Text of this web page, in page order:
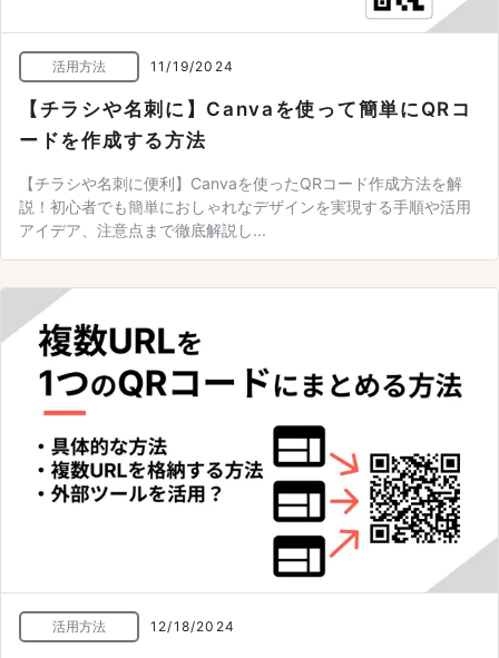
活用方法 11/19/2024
【チラシや名刺に】Canvaを使って簡単にQRコ
ードを作成する方法
【チラシや名刺に便利】Canvaを使ったQRコード作成方法を解
説！初心者でも簡単におしゃれなデザインを実現する手順や活用
アイデア、注意点まで徹底解説し...
活用方法 12/18/2024